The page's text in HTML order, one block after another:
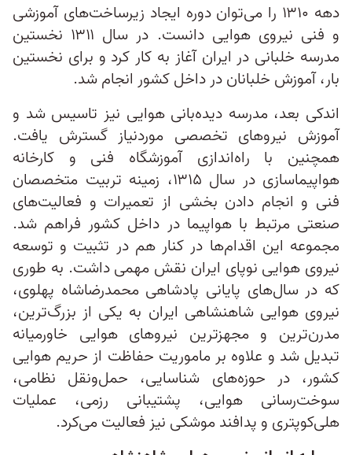
دهه ۱۳۱۰ را می‌توان دوره ایجاد زیرساخت‌های آموزشی
و فنی نیروی هوایی دانست. در سال ۱۳۱۱ نخستین
مدرسه خلبانی در ایران آغاز به کار کرد و برای نخستین
بار، آموزش خلبانان در داخل کشور انجام شد.
اندکی بعد، مدرسه دیده‌بانی هوایی نیز تاسیس شد و
آموزش نیروهای تخصصی موردنیاز گسترش یافت.
همچنین با راه‌اندازی آموزشگاه فنی و کارخانه
هواپیماسازی در سال ۱۳۱۵، زمینه تربیت متخصصان
فنی و انجام دادن بخشی از تعمیرات و فعالیت‌های
صنعتی مرتبط با هواپیما در داخل کشور فراهم شد.
مجموعه این اقدام‌ها در کنار هم در تثبیت و توسعه
نیروی هوایی نوپای ایران نقش مهمی داشت. به‌ طوری‌
که در سال‌های پایانی پادشاهی محمدرضاشاه پهلوی،
نیروی هوایی شاهنشاهی ایران به یکی از بزرگ‌ترین،
مدرن‌ترین و مجهزترین نیروهای هوایی خاورمیانه
تبدیل شد و علاوه بر ماموریت حفاظت از حریم هوایی
کشور، در حوزه‌های شناسایی، حمل‌ونقل نظامی،
سوخت‌رسانی هوایی، پشتیبانی رزمی، عملیات
هلی‌کوپتری و پدافند موشکی نیز فعالیت می‌کرد.